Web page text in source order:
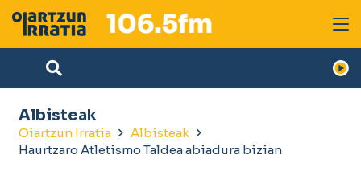
Albisteak
Oiartzun Irratia
Albisteak
Haurtzaro Atletismo Taldea abiadura bizian